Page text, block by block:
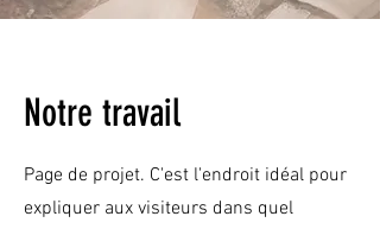
Notre travail
Page de projet. C'est l'endroit idéal pour
expliquer aux visiteurs dans quel